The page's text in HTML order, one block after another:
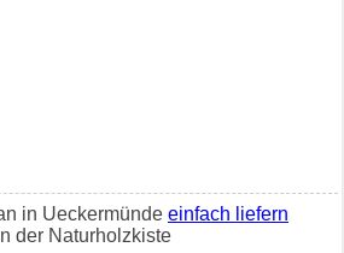
in Ueckermünde einfach liefern
der Naturholzkiste